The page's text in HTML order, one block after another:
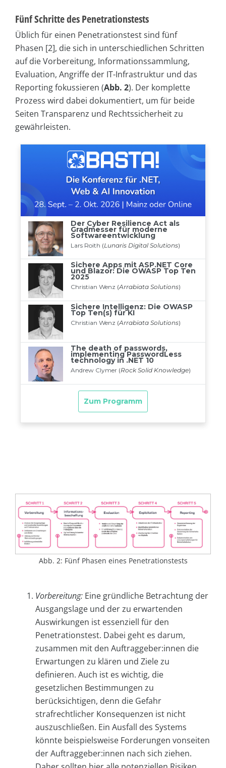
Fünf Schritte des Penetrationstests
Üblich für einen Penetrationstest sind fünf
Phasen [2], die sich in unterschiedlichen Schritten
auf die Vorbereitung, Informationssammlung,
Evaluation, Angriffe der IT-Infrastruktur und das
Reporting fokussieren (Abb. 2). Der komplette
Prozess wird dabei dokumentiert, um für beide
Seiten Transparenz und Rechtssicherheit zu
gewährleisten.
Abb. 2: Fünf Phasen eines Penetrationstests
Vorbereitung: Eine gründliche Betrachtung der
Ausgangslage und der zu erwartenden
Auswirkungen ist essenziell für den
Penetrationstest. Dabei geht es darum,
zusammen mit den Auftraggeber:innen die
Erwartungen zu klären und Ziele zu
definieren. Auch ist es wichtig, die
gesetzlichen Bestimmungen zu
berücksichtigen, denn die Gefahr
strafrechtlicher Konsequenzen ist nicht
auszuschließen. Ein Ausfall des Systems
könnte beispielsweise Forderungen vonseiten
der Auftraggeber:innen nach sich ziehen.